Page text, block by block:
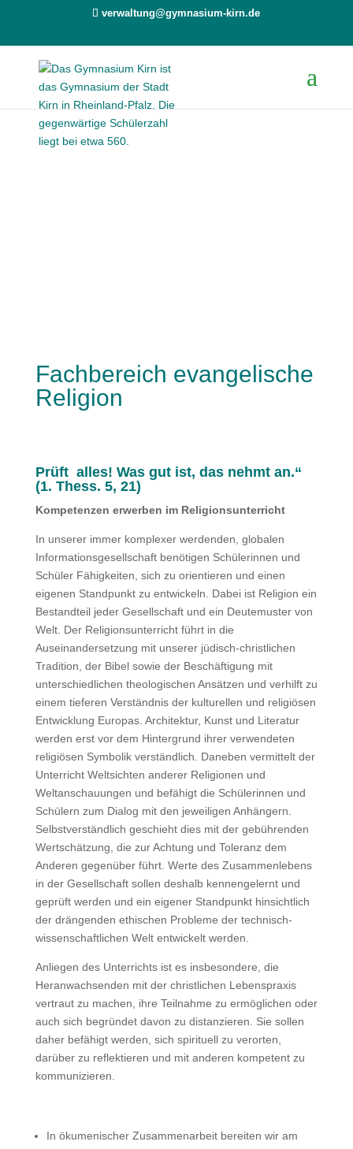
verwaltung@gymnasium-kirn.de
Fachbereich evangelische
Religion
Prüft alles! Was gut ist, das nehmt an.“
(1. Thess. 5, 21)
Kompetenzen erwerben im Religionsunterricht
In unserer immer komplexer werdenden, globalen
Informationsgesellschaft benötigen Schüle­rinnen und
Schüler Fähigkeiten, sich zu orientieren und einen
eigenen Standpunkt zu entwickeln. Dabei ist Religion ein
Bestandteil jeder Gesellschaft und ein Deutemuster von
Welt. Der Reli­gionsunterricht führt in die
Auseinandersetzung mit unserer jüdisch-christlichen
Tradition, der Bibel sowie der Beschäftigung mit
unterschiedlichen theologischen Ansätzen und verhilft zu
ei­nem tieferen Verständnis der kulturellen und religiösen
Entwicklung Europas. Architektur, Kunst und Literatur
werden erst vor dem Hintergrund ihrer verwendeten
religiösen Symbolik ver­ständlich. Daneben vermittelt der
Unterricht Weltsichten anderer Religionen und
Weltanschau­ungen und befähigt die Schülerinnen und
Schülern zum Dialog mit den jeweiligen Anhängern.
Selbstverständlich geschieht dies mit der gebührenden
Wertschätzung, die zur Achtung und Toleranz dem
Anderen gegenüber führt. Werte des Zusammenlebens
in der Gesellschaft sollen deshalb kennengelernt und
geprüft werden und ein eigener Standpunkt hinsichtlich
der drän­genden ethischen Probleme der technisch-
wissenschaftlichen Welt entwickelt werden.
Anliegen des Unterrichts ist es insbesondere, die
Heranwachsenden mit der christlichen Lebens­praxis
vertraut zu machen, ihre Teilnahme zu ermöglichen oder
auch sich begründet davon zu distanzieren. Sie sollen
daher befähigt werden, sich spirituell zu verorten,
darüber zu reflektie­ren und mit anderen kompetent zu
kommunizieren.
In ökumenischer Zusammenarbeit bereiten wir am